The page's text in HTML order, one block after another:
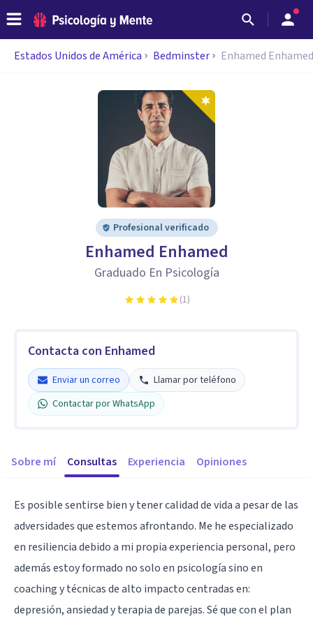
Estados Unidos de América Bedminster Enhamed Enhamed
Profesional verificado
Enhamed Enhamed
Graduado En Psicología
(1)
Contacta con Enhamed
Enviar un correo
Llamar por teléfono
Contactar por WhatsApp
Sobre mí Consultas Experiencia Opiniones
Es posible sentirse bien y tener calidad de vida a pesar de las
adversidades que estemos afrontando. Me he especializado
en resiliencia debido a mi propia experiencia personal, pero
además estoy formado no solo en psicología sino en
coaching y técnicas de alto impacto centradas en:
depresión, ansiedad y terapia de parejas. Sé que con el plan